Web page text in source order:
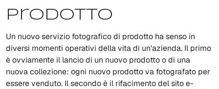
prodotto
Un nuovo servizio fotografico di prodotto ha senso in
diversi momenti operativi della vita di un'azienda. Il primo
è ovviamente il lancio di un nuovo prodotto o di una
nuova collezione: ogni nuovo prodotto va fotografato per
essere venduto. Il secondo è il rifacimento del sito e-